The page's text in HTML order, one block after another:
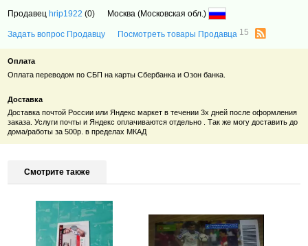
Продавец hrip1922 (0) Москва (Московская обл.)
Задать вопрос Продавцу Посмотреть товары Продавца 15
Оплата
Оплата переводом по СБП на карты Сбербанка и Озон банка.
Доставка
Доставка почтой России или Яндекс маркет в течении 3х дней после оформления
заказа. Услуги почты и Яндекс оплачиваются отдельно . Так же могу доставить до
дома/работы за 500р. в пределах МКАД
Смотрите также